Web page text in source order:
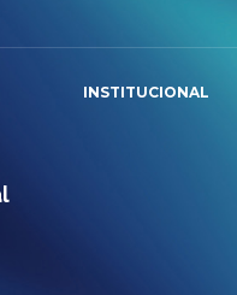
INSTITUCIONAL